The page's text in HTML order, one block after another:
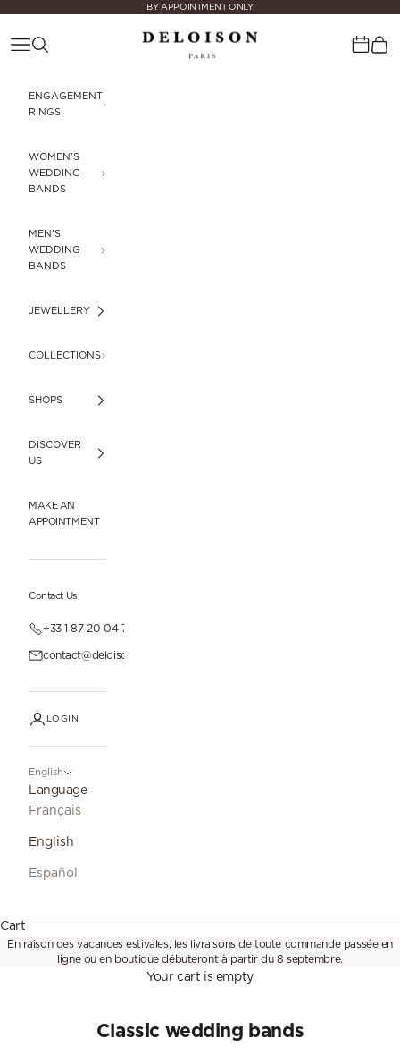
BY APPOINTMENT ONLY
Deloison Paris
Navigation menu
Search Cart
ENGAGEMENT
RINGS
WOMEN'S
WEDDING
BANDS
MEN'S
WEDDING
BANDS
JEWELLERY
COLLECTIONS
SHOPS
DISCOVER
US
MAKE AN
APPOINTMENT
Contact Us
+33 1 87 20 04 77
contact@deloisonparis.com
LOGIN
English
Language
Français
English
Español
Cart
En raison des vacances estivales, les livraisons de toute commande passée en
ligne ou en boutique débuteront à partir du 8 septembre.
Your cart is empty
Classic wedding bands